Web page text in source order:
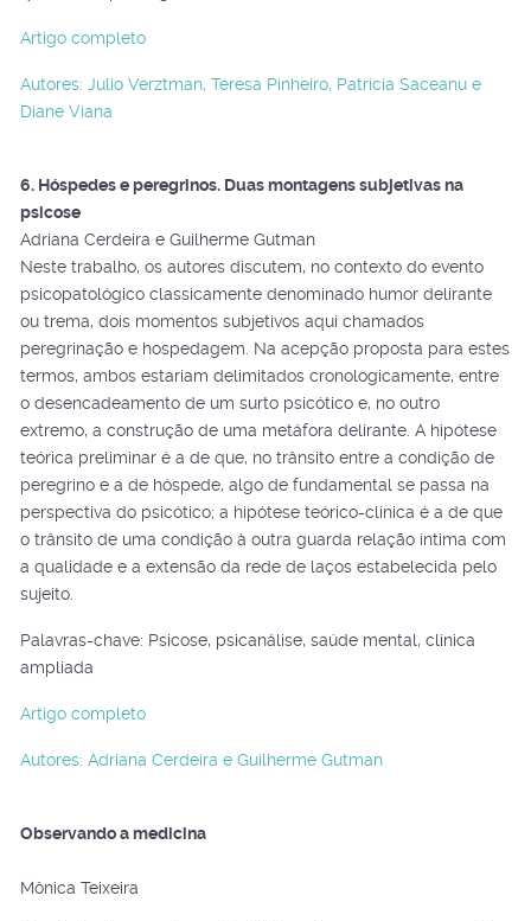
Artigo completo
Autores: Julio Verztman, Teresa Pinheiro, Patrícia Saceanu e
Diane Viana
6. Hóspedes e peregrinos. Duas montagens subjetivas na
psicose
Adriana Cerdeira e Guilherme Gutman
Neste trabalho, os autores discutem, no contexto do evento
psicopatológico classicamente denominado humor delirante
ou trema, dois momentos subjetivos aqui chamados
peregrinação e hospedagem. Na acepção proposta para estes
termos, ambos estariam delimitados cronologicamente, entre
o desencadeamento de um surto psicótico e, no outro
extremo, a construção de uma metáfora delirante. A hipótese
teórica preliminar é a de que, no trânsito entre a condição de
peregrino e a de hóspede, algo de fundamental se passa na
perspectiva do psicótico; a hipótese teórico-clínica é a de que
o trânsito de uma condição à outra guarda relação íntima com
a qualidade e a extensão da rede de laços estabelecida pelo
sujeito.
Palavras-chave: Psicose, psicanálise, saúde mental, clínica
ampliada
Artigo completo
Autores: Adriana Cerdeira e Guilherme Gutman
Observando a medicina
Mônica Teixeira